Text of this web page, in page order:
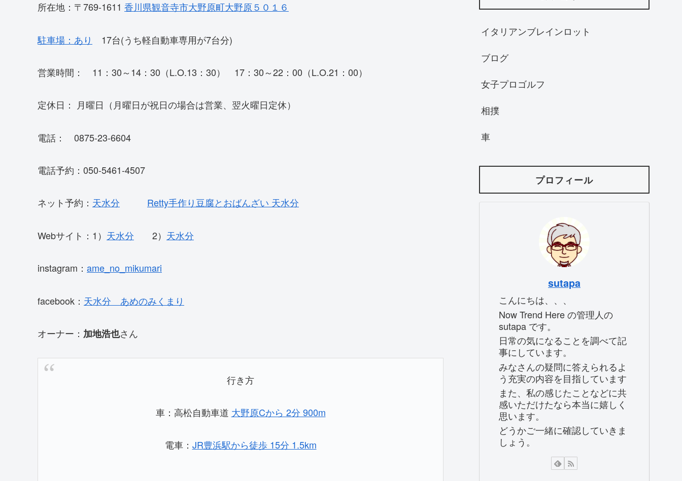
所在地：〒769-1611 香川県観音寺市大野原町大野原５０１６
駐車場：あり 17台(うち軽自動車専用が7台分)
営業時間： 11：30～14：30（L.O.13：30） 17：30～22：00（L.O.21：00）
定休日： 月曜日（月曜日が祝日の場合は営業、翌火曜日定休）
電話： 0875-23-6604
電話予約：050-5461-4507
ネット予約： 天水分 Retty手作り豆腐とおばんざい 天水分
Webサイト：1） 天水分 2） 天水分
instagram： ame_no_mikumari
facebook： 天水分 あめのみくまり
オーナー： 加地浩也さん
行き方
車：高松自動車道 大野原Cから 2分 900m
電車： JR豊浜駅から徒歩 15分 1.5km
イタリアンブレインロット
ブログ
女子プロゴルフ
相撲
車
プロフィール
sutapa
こんにちは、、、
Now Trend Here の管理人の
sutapa です。
日常の気になることを調べて記
事にしています。
みなさんの疑問に答えられるよ
う充実の内容を目指しています
また、私の感じたことなどに共
感いただけたなら本当に嬉しく
思います。
どうかご一緒に確認していきま
しょう。